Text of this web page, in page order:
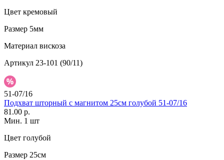
Цвет кремовый
Размер 5мм
Материал вискоза
Артикул 23-101 (90/11)
51-07/16
Подхват шторный с магнитом 25см голубой 51-07/16
81.00 р.
Мин. 1 шт
Цвет голубой
Размер 25см